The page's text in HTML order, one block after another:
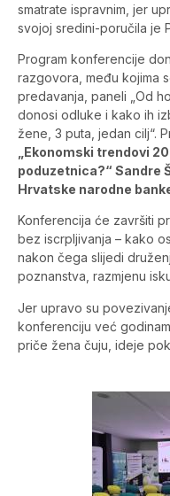
smatrate ispravnim, jer
svojoj sredini-poručila je
Program konferencije
razgovora, među kojima
predavanja, paneli „Od
donosi odluke i kako ih
žene, 3 puta, jedan cilj“.
„Ekonomski trendovi
poduzetnica?“ Sandre
Hrvatske narodne
Konferencija će završiti
bez iscrpljivanja – kako
nakon čega slijedi
poznanstva, razmjenu
Jer upravo su
konferenciju već
priče žena čuju, ideje